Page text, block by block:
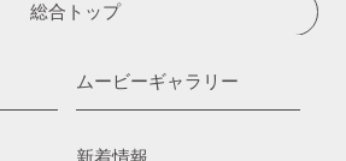
総合トップ
ムービーギャラリー
新着情報